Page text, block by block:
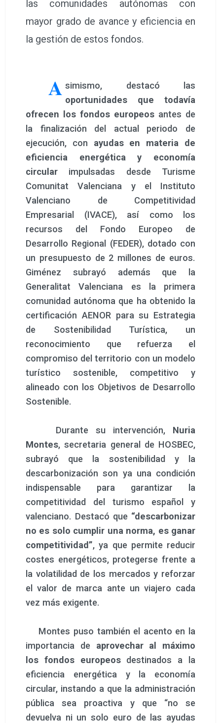
las comunidades autónomas con
mayor grado de avance y eficiencia en
la gestión de estos fondos.
A simismo, destacó las
oportunidades que todavía
ofrecen los fondos europeos antes de
la finalización del actual periodo de
ejecución, con ayudas en materia de
eficiencia energética y economía
circular impulsadas desde Turisme
Comunitat Valenciana y el Instituto
Valenciano de Competitividad
Empresarial (IVACE), así como los
recursos del Fondo Europeo de
Desarrollo Regional (FEDER), dotado con
un presupuesto de 2 millones de euros.
Giménez subrayó además que la
Generalitat Valenciana es la primera
comunidad autónoma que ha obtenido la
certificación AENOR para su Estrategia
de Sostenibilidad Turística, un
reconocimiento que refuerza el
compromiso del territorio con un modelo
turístico sostenible, competitivo y
alineado con los Objetivos de Desarrollo
Sostenible.
Durante su intervención, Nuria
Montes, secretaria general de HOSBEC,
subrayó que la sostenibilidad y la
descarbonización son ya una condición
indispensable para garantizar la
competitividad del turismo español y
valenciano. Destacó que “descarbonizar
no es solo cumplir una norma, es ganar
competitividad”, ya que permite reducir
costes energéticos, protegerse frente a
la volatilidad de los mercados y reforzar
el valor de marca ante un viajero cada
vez más exigente.
Montes puso también el acento en la
importancia de aprovechar al máximo
los fondos europeosdestinados a la
eficiencia energética y la economía
circular, instando a que la administración
pública sea proactiva y que “no se
devuelva ni un solo euro de las ayudas